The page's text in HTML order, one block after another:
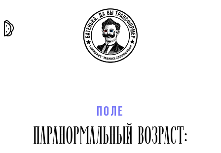
ПОЛЕ
ПАРАНОРМАЛЬНЫЙ ВОЗРАСТ: